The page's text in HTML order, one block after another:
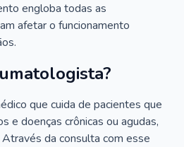
engloba todas as
afetar o funcionamento
que cuida de pacientes que
e doenças crônicas ou agudas,
da consulta com esse